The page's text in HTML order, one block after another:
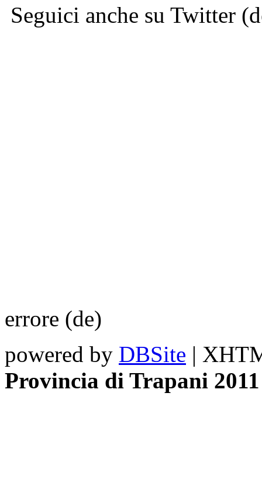
Seguici anche su Twitter
errore (de)
powered by DBSite |
Provincia di Trapani 2011